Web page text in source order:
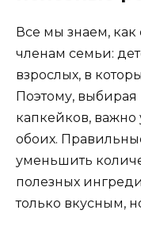
Все мы знаем,
членам семьи:
взрослых, в
Поэтому,
капкейков, важно
обоих.
уменьшить
полезных
только вкусным,